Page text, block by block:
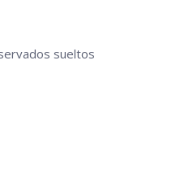
sueltos